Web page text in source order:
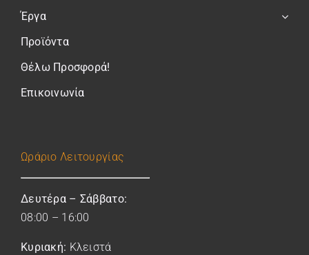
Έργα
Προϊόντα
Θέλω Προσφορά!
Επικοινωνία
Ωράριο Λειτουργίας
Δευτέρα – Σάββατο:
08:00 – 16:00
Κυριακή: Κλειστά